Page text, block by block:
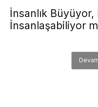
İnsanlık
İnsanlaşabiliyor